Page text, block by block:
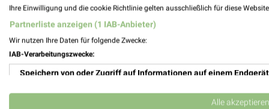
weekli Magazin
Ihre Einwilligung und die cookie Richtlinie gelten ausschließlich für diese
Partnerliste anzeigen (1 IAB-Anbieter)
Wir nutzen Ihre Daten für folgende Zwecke:
IAB-Verarbeitungszwecke:
Speichern von oder Zugriff auf Informationen auf einem Endgerät
Verwendung reduzierter Daten zur Auswahl von Werbeanzeigen
Alle akzeptieren